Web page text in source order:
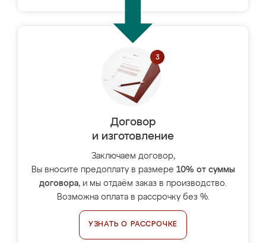
Договор
и изготовление
Заключаем договор,
Вы вносите предоплату в размере 10% от суммы
договора, и мы отдаём заказ в производство.
Возможна оплата в рассрочку без %.
УЗНАТЬ О РАССРОЧКЕ